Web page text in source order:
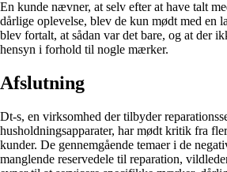
En kunde nævner, at selv efter at have talt
dårlige oplevelse, blev de kun mødt med en
blev fortalt, at sådan var det bare, og at der
hensyn i forhold til nogle mærker.
Afslutning
Dt-s, en virksomhed der tilbyder
husholdningsapparater, har mødt kritik fra
kunder. De gennemgående temaer i de
manglende reservedele til reparation,